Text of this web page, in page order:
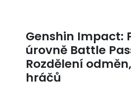
Genshin Impact:
úrovně Battle
Rozdělení
hráčů